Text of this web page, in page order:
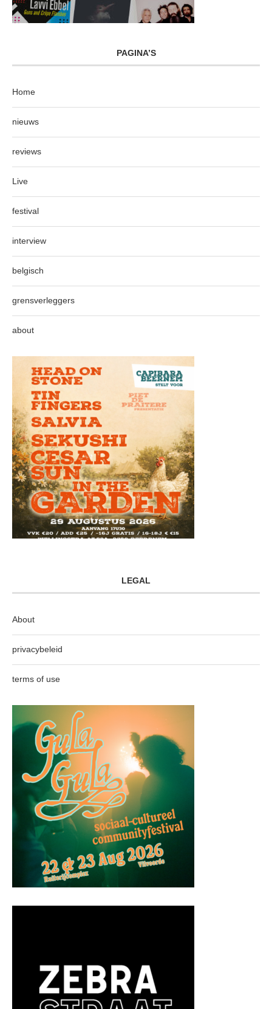
PAGINA’S
Home
nieuws
reviews
Live
festival
interview
belgisch
grensverleggers
about
LEGAL
About
privacybeleid
terms of use